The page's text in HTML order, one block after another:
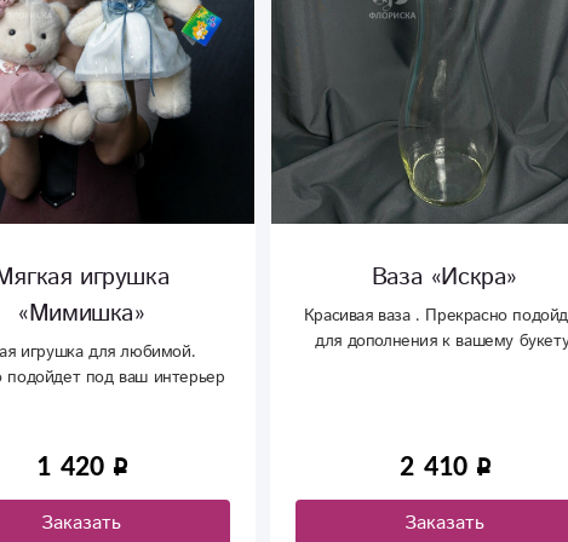
Ваза «Искра»
ваза . Прекрасно подойдет
к вашему букету.
2 410
Заказать
Кашпо «Деко»
Стильное кашпо, дополнит ваш
интерьер и создаст уют дома.
760
Заказать